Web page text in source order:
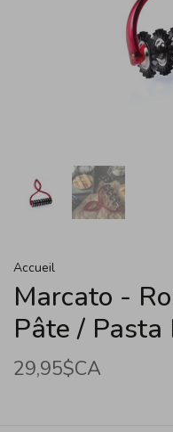
Accueil
Marcato -
Pâte / Pasta
29,95$CA